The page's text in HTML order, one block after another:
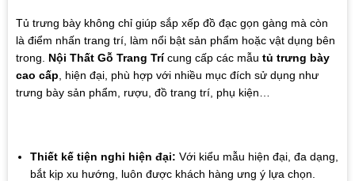
Tủ trưng bày không chỉ giúp sắp xếp đồ đạc gọn gàng mà còn
là điểm nhấn trang trí, làm nổi bật sản phẩm hoặc vật dụng bên
trong. Nội Thất Gỗ Trang Trícung cấp các mẫu tủ trưng bày
cao cấp , hiện đại, phù hợp với nhiều mục đích sử dụng như
trưng bày sản phẩm, rượu, đồ trang trí, phụ kiện…
Thiết kế tiện nghi hiện đại: Với kiểu mẫu hiện đại, đa dạng,
bắt kịp xu hướng, luôn được khách hàng ưng ý lựa chọn.